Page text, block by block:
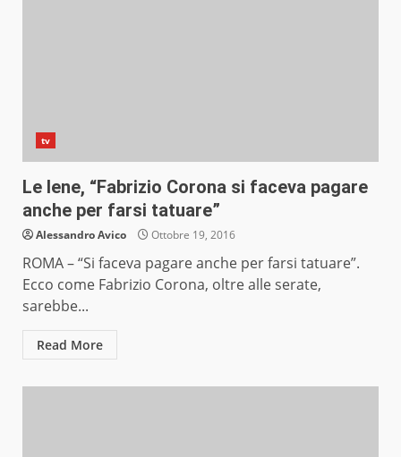
tv
Le Iene, “Fabrizio Corona si faceva pagare
anche per farsi tatuare”
Alessandro Avico Ottobre 19, 2016
ROMA – “Si faceva pagare anche per farsi tatuare”.
Ecco come Fabrizio Corona, oltre alle serate,
sarebbe...
Read More